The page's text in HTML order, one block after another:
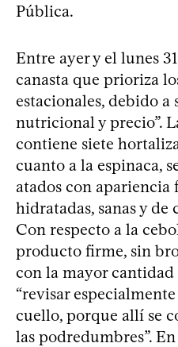
Pública.
Entre ayer y el lunes
canasta que prioriza
estacionales, debido a
nutricional y precio”.
contiene siete
cuanto a la espinaca,
atados con apariencia
hidratadas, sanas y
Con respecto a la
producto firme, sin
con la mayor cantidad
“revisar
cuello, porque allí se
las podredumbres”.